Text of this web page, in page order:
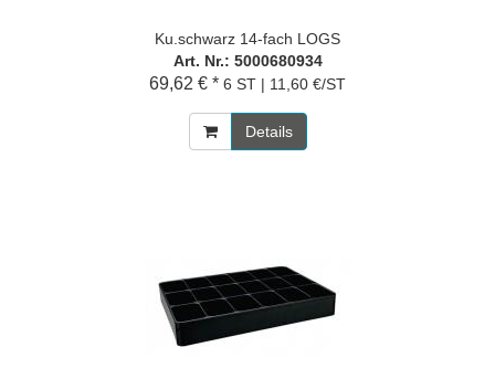
Ku.schwarz 14-fach LOGS
Art. Nr.: 5000680934
69,62 € * 6 ST | 11,60 €/ST
Details